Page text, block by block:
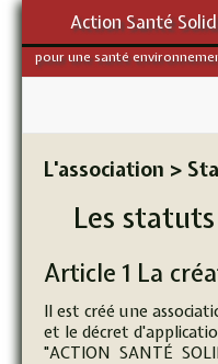
Action Santé
pour une santé
L'association >
Les
Article 1 La
Il est créé une
et le décret
"ACTION SANTÉ